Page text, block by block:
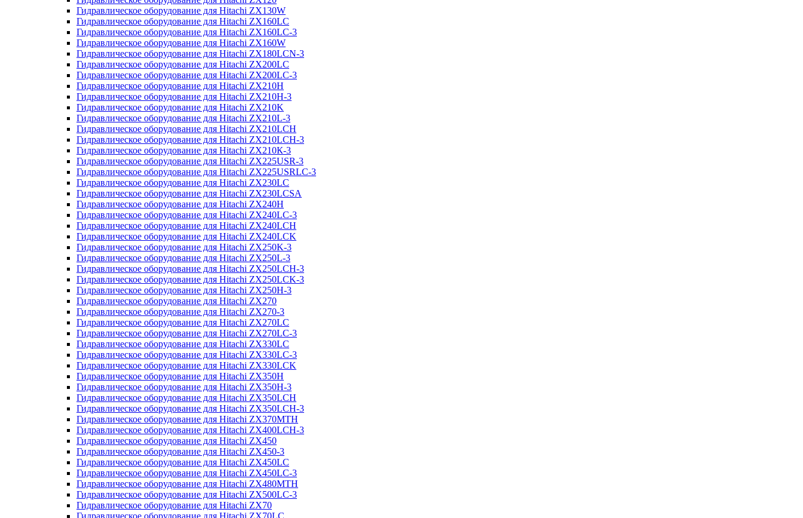
Гидравлическое оборудование для Hitachi ZX130W
Гидравлическое оборудование для Hitachi ZX160LC
Гидравлическое оборудование для Hitachi ZX160LC-3
Гидравлическое оборудование для Hitachi ZX160W
Гидравлическое оборудование для Hitachi ZX180LCN-3
Гидравлическое оборудование для Hitachi ZX200LC
Гидравлическое оборудование для Hitachi ZX200LC-3
Гидравлическое оборудование для Hitachi ZX210H
Гидравлическое оборудование для Hitachi ZX210H-3
Гидравлическое оборудование для Hitachi ZX210K
Гидравлическое оборудование для Hitachi ZX210L-3
Гидравлическое оборудование для Hitachi ZX210LCH
Гидравлическое оборудование для Hitachi ZX210LCH-3
Гидравлическое оборудование для Hitachi ZX210К-3
Гидравлическое оборудование для Hitachi ZX225USR-3
Гидравлическое оборудование для Hitachi ZX225USRLC-3
Гидравлическое оборудование для Hitachi ZX230LC
Гидравлическое оборудование для Hitachi ZX230LCSA
Гидравлическое оборудование для Hitachi ZX240H
Гидравлическое оборудование для Hitachi ZX240LC-3
Гидравлическое оборудование для Hitachi ZX240LCH
Гидравлическое оборудование для Hitachi ZX240LCK
Гидравлическое оборудование для Hitachi ZX250K-3
Гидравлическое оборудование для Hitachi ZX250L-3
Гидравлическое оборудование для Hitachi ZX250LCH-3
Гидравлическое оборудование для Hitachi ZX250LCK-3
Гидравлическое оборудование для Hitachi ZX250Н-3
Гидравлическое оборудование для Hitachi ZX270
Гидравлическое оборудование для Hitachi ZX270-3
Гидравлическое оборудование для Hitachi ZX270LC
Гидравлическое оборудование для Hitachi ZX270LC-3
Гидравлическое оборудование для Hitachi ZX330LC
Гидравлическое оборудование для Hitachi ZX330LC-3
Гидравлическое оборудование для Hitachi ZX330LCK
Гидравлическое оборудование для Hitachi ZX350H
Гидравлическое оборудование для Hitachi ZX350H-3
Гидравлическое оборудование для Hitachi ZX350LCH
Гидравлическое оборудование для Hitachi ZX350LCH-3
Гидравлическое оборудование для Hitachi ZX370MTH
Гидравлическое оборудование для Hitachi ZX400LCH-3
Гидравлическое оборудование для Hitachi ZX450
Гидравлическое оборудование для Hitachi ZX450-3
Гидравлическое оборудование для Hitachi ZX450LC
Гидравлическое оборудование для Hitachi ZX450LC-3
Гидравлическое оборудование для Hitachi ZX480MTH
Гидравлическое оборудование для Hitachi ZX500LC-3
Гидравлическое оборудование для Hitachi ZX70
Гидравлическое оборудование для Hitachi ZX70LC